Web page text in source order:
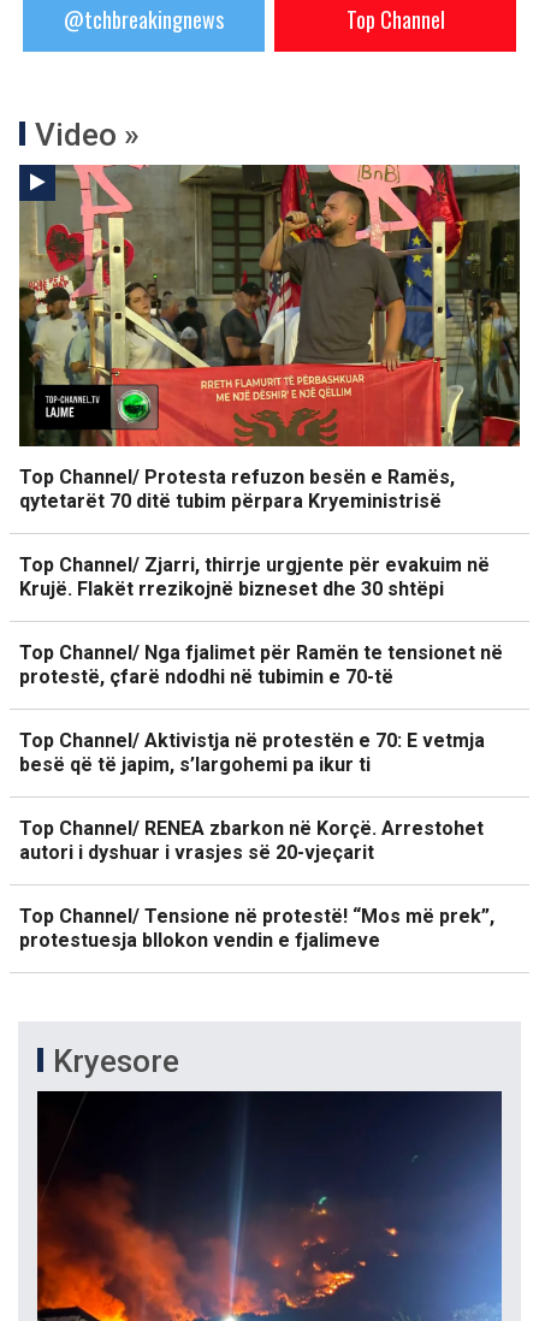
@tchbreakingnews Top Channel
Video »
Top Channel/ Protesta refuzon besën e Ramës,
qytetarët 70 ditë tubim përpara Kryeministrisë
Top Channel/ Zjarri, thirrje urgjente për evakuim në
Krujë. Flakët rrezikojnë bizneset dhe 30 shtëpi
Top Channel/ Nga fjalimet për Ramën te tensionet në
protestë, çfarë ndodhi në tubimin e 70-të
Top Channel/ Aktivistja në protestën e 70: E vetmja
besë që të japim, s’largohemi pa ikur ti
Top Channel/ RENEA zbarkon në Korçë. Arrestohet
autori i dyshuar i vrasjes së 20-vjeçarit
Top Channel/ Tensione në protestë! “Mos më prek”,
protestuesja bllokon vendin e fjalimeve
Kryesore